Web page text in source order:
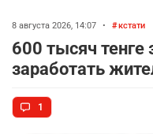
8 августа 2026, 14:07 • кстати
600 тысяч тенге
заработать
1